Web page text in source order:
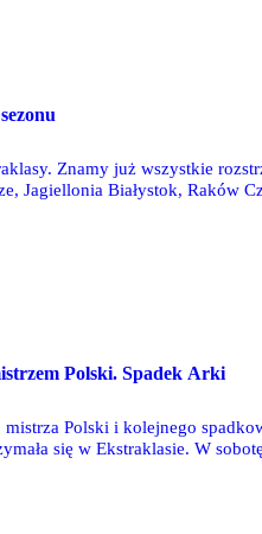
Znamy już wszystkie
Jagiellonia Białystok, Raków
Polski. Spadek Arki
Polski i kolejnego
się w Ekstraklasie. W